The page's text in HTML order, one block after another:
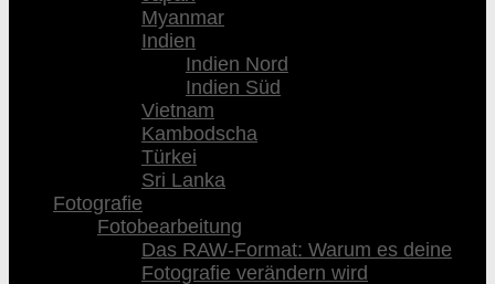
Myanmar
Indien
Indien Nord
Indien Süd
Vietnam
Kambodscha
Türkei
Sri Lanka
Fotografie
Fotobearbeitung
Das RAW-Format: Warum es deine
Fotografie verändern wird